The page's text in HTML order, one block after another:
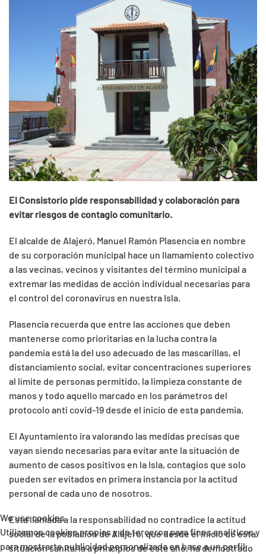
El Consistorio pide responsabilidad y colaboración para
evitar riesgos de contagio comunitario.
El alcalde de Alajeró, Manuel Ramón Plasencia en nombre
de su corporación municipal hace un llamamiento colectivo
a las vecinas, vecinos y visitantes del término municipal a
extremar las medidas de acción individual necesarias para
el control del coronavirus en nuestra Isla.
Plasencia recuerda que entre las acciones que deben
mantenerse como prioritarias en la lucha contra la
pandemia está la del uso adecuado de las mascarillas, el
distanciamiento social, evitar concentraciones superiores
al límite de personas permitido, la limpieza constante de
manos y todo aquello marcado en los parámetros del
protocolo anti covid-19 desde el inicio de esta pandemia.
El Ayuntamiento ira valorando las medidas precisas que
vayan siendo necesarias para evitar ante la situación de
aumento de casos positivos en la Isla, contagios que solo
pueden ser evitados en primera instancia por la actitud
personal de cada uno de nosotros.
Esta llamada a la responsabilidad no contradice la actitud
social de la población de Alajeró, que desde el inicio de esta
situación sanitaria a principios de este año, ha demostrado
We use cookies
Utilizamos cookies propias y de terceros para fines analíticos y
para mostrarte publicidad personalizada en base a un perfil